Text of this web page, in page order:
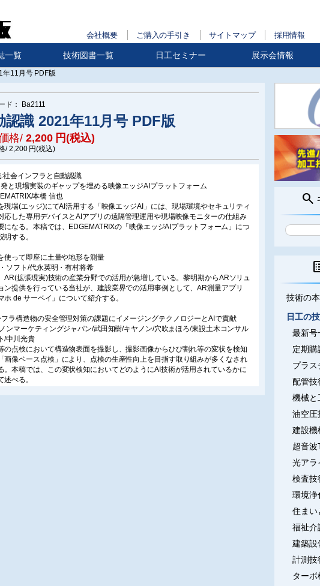
会社概要 ご購入の手引き サイトマップ 採用情報
一覧 技術図書一覧 日工セミナー 展示会情報
年11月号 PDF版
ド： Ba2111
認識 2021年11月号 PDF版
格/ 2,200円(税込)
/ 2,200円(税込)
社会インフラと自動認識
発と現場実装のギャップを埋める映像エッジAIプラットフォーム
本橋 信也
現場(エッジ)にてAI活用する「映像エッジAI」には、現場環境やセキュリティ
応した専用デバイスとAIアプリの遠隔管理運用や現場映像モニターの仕組み
になる。本稿では、EDGEMATRIXの「映像エッジAIプラットフォーム」につ
明する。
使って即座に土量や地形を測量
ソフト/代永英明・有村将希
AR(拡張現実)技術の産業分野での活用が急増している。黎明期からARソリュ
ン提供を行っている当社が、建設業界での活用事例として、AR測量アプリ
ホ de サーベイ」について紹介する。
フラ構造物の安全管理対策の課題にイメージングテクノロジーとAIで貢献
ンマーケティングジャパン/武田知樹/キヤノン/穴吹まほろ/東設土木コンサル
/中川光貴
の点検において構造物表面を撮影し、撮影画像からひび割れ等の変状を検知
画像ベース点検」により、点検の生産性向上を目指す取り組みが多くなされ
。本稿では、この変状検知においてどのようにAI技術が活用されているかに
述べる。
search
技術の
日工の
最新号
定期購
プラス
配管技
機械と
油空圧
建設機
超音波
光アラ
検査技
環境浄
住まい
福祉介
建築設
計測技
ター